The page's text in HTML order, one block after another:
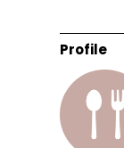
Profile